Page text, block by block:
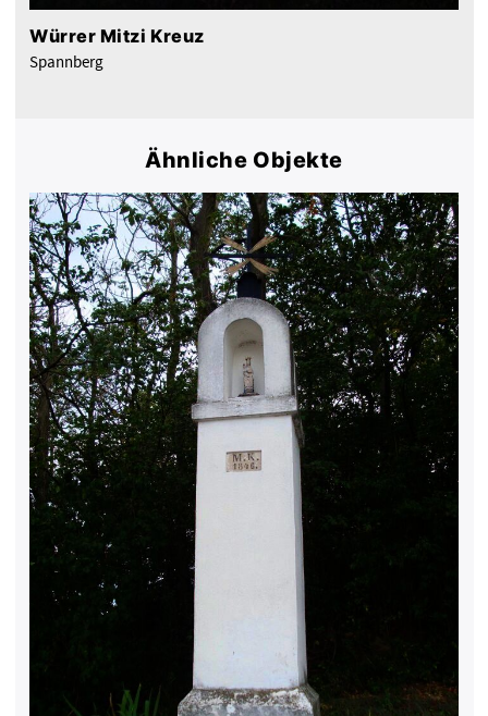
Würrer Mitzi Kreuz
Spannberg
Ähnliche Objekte